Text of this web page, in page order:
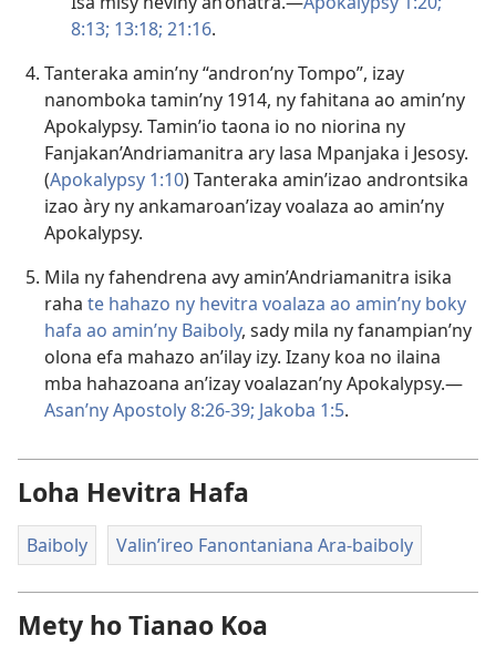
8:13; 13:18; 21:16.
Tanteraka amin’ny “andron’ny Tompo”, izay
nanomboka tamin’ny 1914, ny fahitana ao amin’ny
Apokalypsy. Tamin’io taona io no niorina ny
Fanjakan’Andriamanitra ary lasa Mpanjaka i Jesosy.
(Apokalypsy 1:10) Tanteraka amin’izao androntsika
izao àry ny ankamaroan’izay voalaza ao amin’ny
Apokalypsy.
Mila ny fahendrena avy amin’Andriamanitra isika
raha te hahazo ny hevitra voalaza ao amin’ny boky
hafa ao amin’ny Baiboly, sady mila ny fanampian’ny
olona efa mahazo an’ilay izy. Izany koa no ilaina
mba hahazoana an’izay voalazan’ny Apokalypsy.—
Asan’ny Apostoly 8:26-39; Jakoba 1:5.
Loha Hevitra Hafa
Baiboly Valin’ireo Fanontaniana Ara-baiboly
Mety ho Tianao Koa